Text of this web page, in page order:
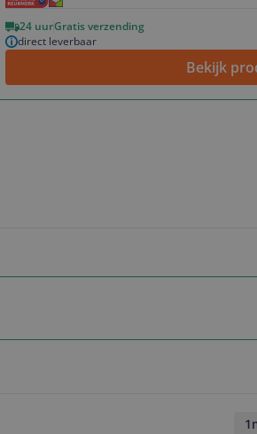
24 uurGratis verzending
direct leverbaar
Bekijk